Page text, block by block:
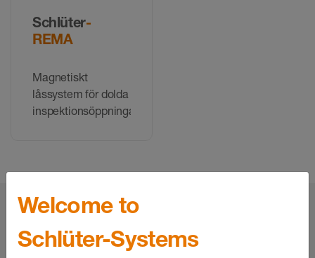
Schlüter-
REMA
Magnetiskt
låssystem för dolda
inspektionsöppningar
home Produkter
Monteringstillbehör
Welcome to
Schlüter-Systems